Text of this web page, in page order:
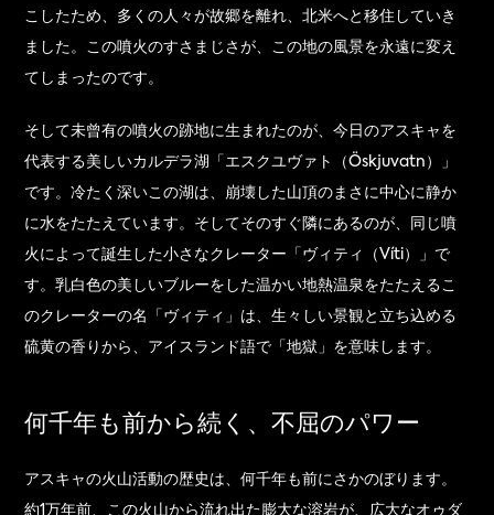
こしたため、多くの人々が故郷を離れ、北米へと移住していき
ました。この噴火のすさまじさが、この地の風景を永遠に変え
てしまったのです。
そして未曾有の噴火の跡地に生まれたのが、今日のアスキャを
代表する美しいカルデラ湖「エスクユヴァト（Öskjuvatn）」
です。冷たく深いこの湖は、崩壊した山頂のまさに中心に静か
に水をたたえています。そしてそのすぐ隣にあるのが、同じ噴
火によって誕生した小さなクレーター「ヴィティ（Víti）」で
す。乳白色の美しいブルーをした温かい地熱温泉をたたえるこ
のクレーターの名「ヴィティ」は、生々しい景観と立ち込める
硫黄の香りから、アイスランド語で「地獄」を意味します。
何千年も前から続く、不屈のパワー
アスキャの火山活動の歴史は、何千年も前にさかのぼります。
約1万年前、この火山から流れ出た膨大な溶岩が、広大なオゥダ